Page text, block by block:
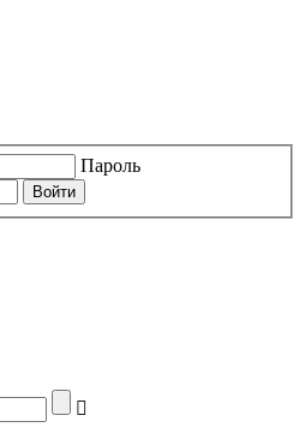
Пароль